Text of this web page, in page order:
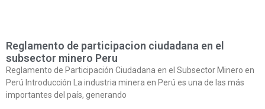
Reglamento de participacion ciudadana en el
subsector minero Peru
Reglamento de Participación Ciudadana en el Subsector Minero en
Perú Introducción La industria minera en Perú es una de las más
importantes del país, generando